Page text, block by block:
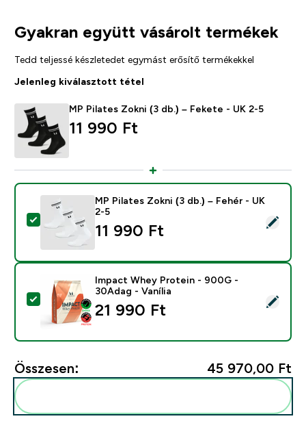
Gyakran együtt vásárolt termékek
Tedd teljessé készletedet egymást erősítő termékekkel
Jelenleg kiválasztott tétel
MP Pilates Zokni (3 db.) – Fekete - UK 2-5
11 990 Ft‎
Termék kiválasztása - MP Pilates Zokni (3 db.) – Fehér
MP Pilates Zokni (3 db.) – Fehér - UK
2-5
11 990 Ft‎
Termék kiválasztása - Impact Whey Protein - 900G -
Impact Whey Protein - 900G -
30Adag - Vanília
21 990 Ft‎
Összesen: 45 970,00 Ft‎